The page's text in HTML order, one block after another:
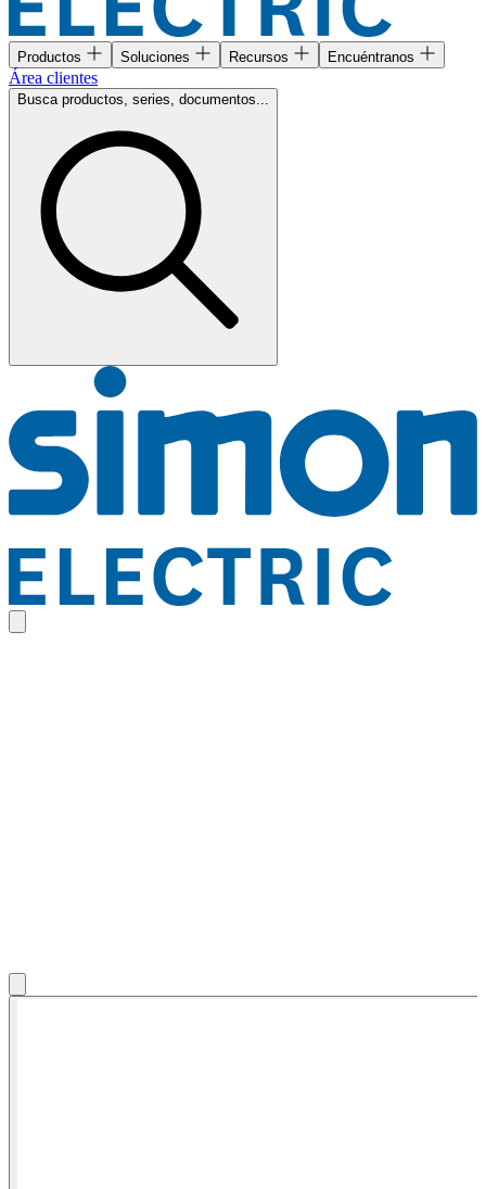
Productos Soluciones Recursos Encuéntranos
Área clientes
Busca productos, series, documentos...